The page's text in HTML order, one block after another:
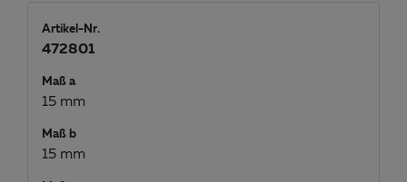
Artikel-Nr.
472801
Maß a
15 mm
Maß b
15 mm